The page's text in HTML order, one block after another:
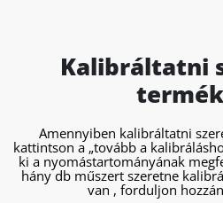
Kalibráltatni
Amennyiben kalibráltatni
kattintson a „tovább a
ki a nyomástartományának
hány db műszert szeretne
van , forduljon